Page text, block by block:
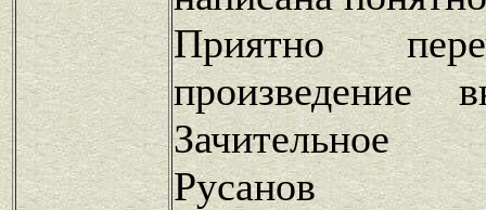
Приятно
произведение
Зачительное
Русанов